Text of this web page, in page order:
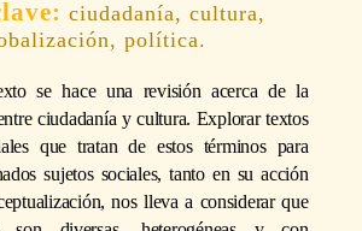
ciudadanía, cultura,
política.
se hace una revisión acerca de la
ciudadanía y cultura. Explorar textos
que tratan de estos términos para
sujetos sociales, tanto en su acción
nos lleva a considerar que